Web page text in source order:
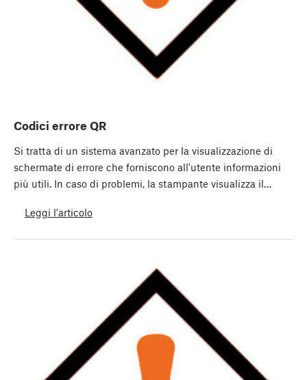
Codici errore QR
Si tratta di un sistema avanzato per la visualizzazione di
schermate di errore che forniscono all'utente informazioni
più utili. In caso di problemi, la stampante visualizza il…
Leggi l'articolo